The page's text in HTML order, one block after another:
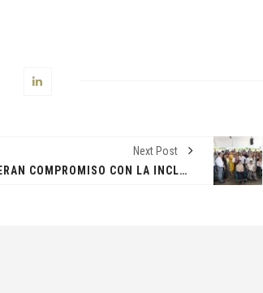
Next Post
REITERAN COMPROMISO CON LA INCLUSIÓN: JAVIER MAY INAUGURA FERIA DE EMPLEO PARA GRUPOS VULNERABLES